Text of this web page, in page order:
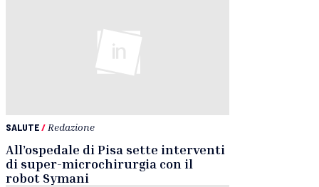
SALUTE/ Redazione
All’ospedale di Pisa sette interventi
di super-microchirurgia con il
robot Symani